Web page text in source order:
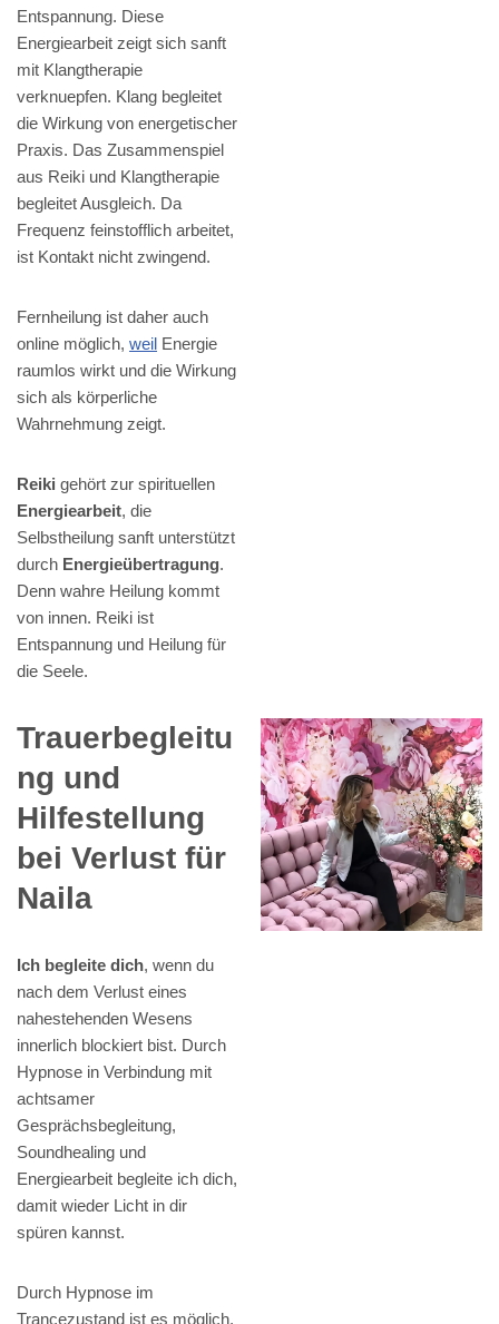
Entspannung. Diese
Energiearbeit zeigt sich sanft
mit Klangtherapie
verknuepfen. Klang begleitet
die Wirkung von energetischer
Praxis. Das Zusammenspiel
aus Reiki und Klangtherapie
begleitet Ausgleich. Da
Frequenz feinstofflich arbeitet,
ist Kontakt nicht zwingend.
Fernheilung ist daher auch
online möglich, weil Energie
raumlos wirkt und die Wirkung
sich als körperliche
Wahrnehmung zeigt.
Reiki gehört zur spirituellen
Energiearbeit, die
Selbstheilung sanft unterstützt
durch Energieübertragung.
Denn wahre Heilung kommt
von innen. Reiki ist
Entspannung und Heilung für
die Seele.
Trauerbegleitu
ng und
Hilfestellung
bei Verlust für
Naila
Ich begleite dich, wenn du
nach dem Verlust eines
nahestehenden Wesens
innerlich blockiert bist. Durch
Hypnose in Verbindung mit
achtsamer
Gesprächsbegleitung,
Soundhealing und
Energiearbeit begleite ich dich,
damit wieder Licht in dir
spüren kannst.
Durch Hypnose im
Trancezustand ist es möglich,